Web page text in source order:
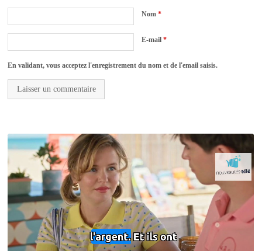
Nom*
E-mail*
En validant, vous acceptez l'enregistrement du nom et de l'email saisis.